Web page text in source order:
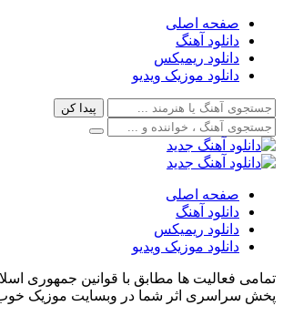
صفحه اصلی
دانلود آهنگ
دانلود ریمیکس
دانلود موزیک ویدیو
صفحه اصلی
دانلود آهنگ
دانلود ریمیکس
دانلود موزیک ویدیو
تمامی فعالیت ها مطابق با قوانین جمهوری
پخش سراسری اثر شما در وبسایت موزیک